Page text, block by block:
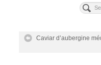
Caviar d’aubergine